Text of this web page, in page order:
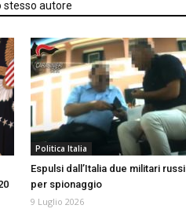
stesso autore
Politica Italia
Espulsi dall’Italia due militari russi
per spionaggio
9 Luglio 2026